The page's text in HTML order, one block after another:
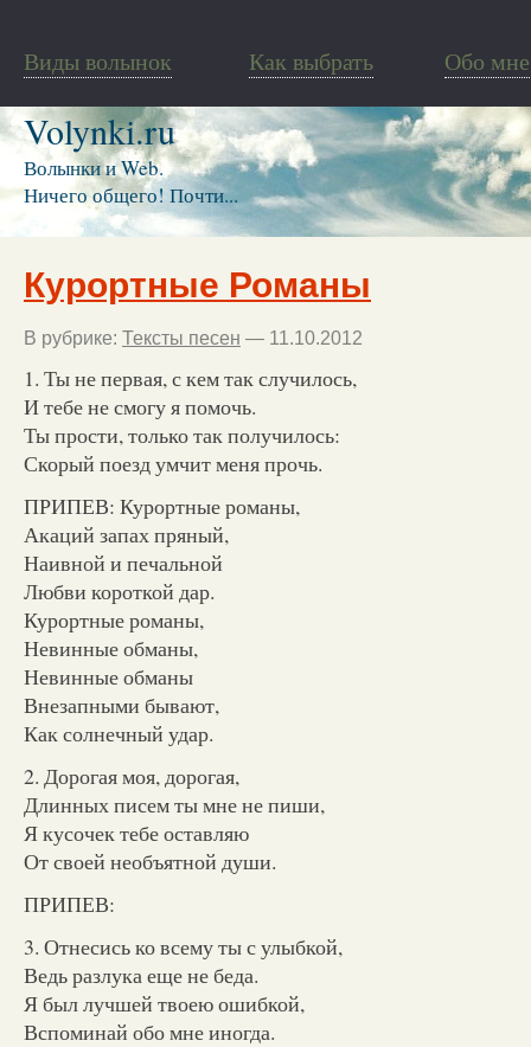
Виды волынок Как выбрать Обо мне
Volynki.ru
Волынки и Web.
Ничего общего! Почти...
Курортные Романы
В рубрике: Тексты песен — 11.10.2012
1. Ты не первая, с кем так случилось,
И тебе не смогу я помочь.
Ты прости, только так получилось:
Скорый поезд умчит меня прочь.
ПРИПЕВ: Курортные романы,
Акаций запах пряный,
Наивной и печальной
Любви короткой дар.
Курортные романы,
Невинные обманы,
Невинные обманы
Внезапными бывают,
Как солнечный удар.
2. Дорогая моя, дорогая,
Длинных писем ты мне не пиши,
Я кусочек тебе оставляю
От своей необъятной души.
ПРИПЕВ:
3. Отнесись ко всему ты с улыбкой,
Ведь разлука еще не беда.
Я был лучшей твоею ошибкой,
Вспоминай обо мне иногда.